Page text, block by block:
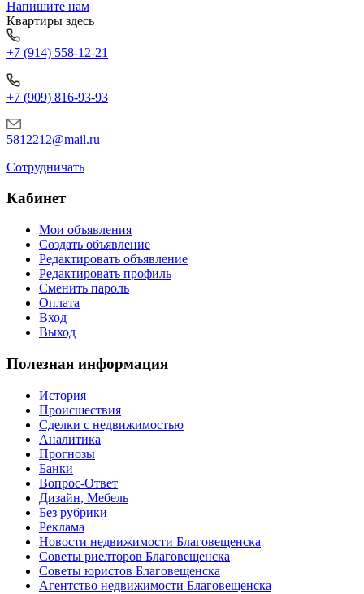
Напишите нам
Квартиры здесь
+7 (914) 558-12-21
+7 (909) 816-93-93
5812212@mail.ru
Сотрудничать
Кабинет
Мои объявления
Создать объявление
Редактировать объявление
Редактировать профиль
Сменить пароль
Оплата
Вход
Выход
Полезная информация
История
Происшествия
Сделки с недвижимостью
Аналитика
Прогнозы
Банки
Вопрос-Ответ
Дизайн, Мебель
Без рубрики
Реклама
Новости недвижимости Благовещенска
Советы риелторов Благовещенска
Советы юристов Благовещенска
Агентство недвижимости Благовещенска